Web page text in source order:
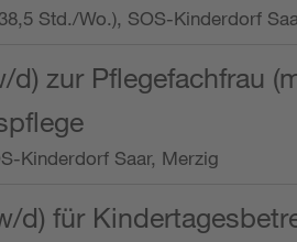
Std./Wo.), SOS-Kinderdorf
zur Pflegefachfrau
Kinderdorf Saar, Merzig
d) für